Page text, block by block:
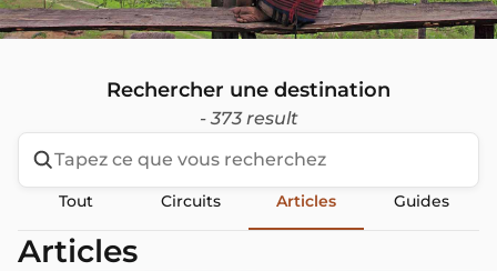
Rechercher une destination
- 373 result
Tout Circuits Articles Guides
Articles